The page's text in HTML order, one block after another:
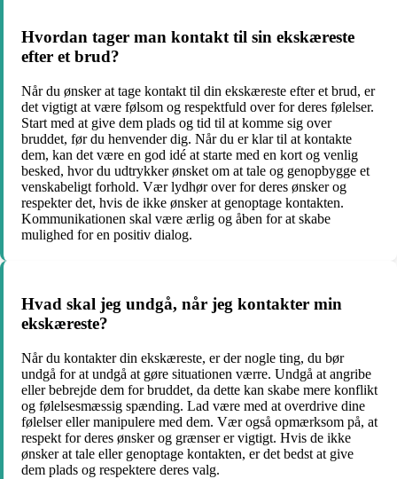
Hvordan tager man kontakt til sin ekskæreste
efter et brud?
Når du ønsker at tage kontakt til din ekskæreste efter et brud, er
det vigtigt at være følsom og respektfuld over for deres følelser.
Start med at give dem plads og tid til at komme sig over
bruddet, før du henvender dig. Når du er klar til at kontakte
dem, kan det være en god idé at starte med en kort og venlig
besked, hvor du udtrykker ønsket om at tale og genopbygge et
venskabeligt forhold. Vær lydhør over for deres ønsker og
respekter det, hvis de ikke ønsker at genoptage kontakten.
Kommunikationen skal være ærlig og åben for at skabe
mulighed for en positiv dialog.
Hvad skal jeg undgå, når jeg kontakter min
ekskæreste?
Når du kontakter din ekskæreste, er der nogle ting, du bør
undgå for at undgå at gøre situationen værre. Undgå at angribe
eller bebrejde dem for bruddet, da dette kan skabe mere konflikt
og følelsesmæssig spænding. Lad være med at overdrive dine
følelser eller manipulere med dem. Vær også opmærksom på, at
respekt for deres ønsker og grænser er vigtigt. Hvis de ikke
ønsker at tale eller genoptage kontakten, er det bedst at give
dem plads og respektere deres valg.